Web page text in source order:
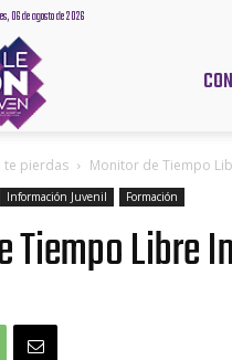
06 de agosto de 2026
Leónjoven
te pierdas Monitor de Tiempo
Información Juvenil Formación
Tiempo Libre